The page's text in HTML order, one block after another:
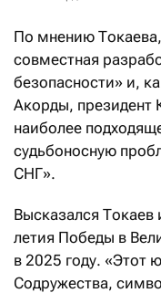
По мнению
совместная
безопасности» и,
Акорды, президент
наиболее
судьбоносную
СНГ».
Высказался Токаев
летия Победы в
в 2025 году. «Этот
Содружества,